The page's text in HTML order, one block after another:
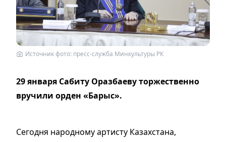
Источник фото: пресс-служба Минкультуры РК
29 января Сабиту Оразбаеву торжественно
вручили орден «Барыс».
Сегодня народному артисту Казахстана,